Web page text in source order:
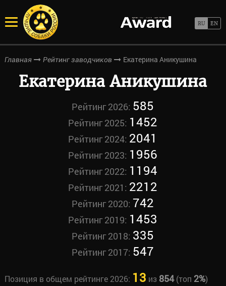
Главная Рейтинг заводчиков Екатерина Аникушина
Екатерина Аникушина
Рейтинг 2026: 585
Рейтинг 2025: 1452
Рейтинг 2024: 2041
Рейтинг 2023: 1956
Рейтинг 2022: 1194
Рейтинг 2021: 2212
Рейтинг 2020: 742
Рейтинг 2019: 1453
Рейтинг 2018: 335
Рейтинг 2017: 547
Позиция в общем рейтинге 2026: 13 из 854(топ 2%)